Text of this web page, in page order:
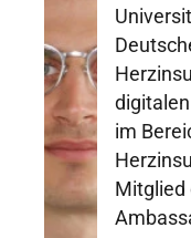
im
Mitglied